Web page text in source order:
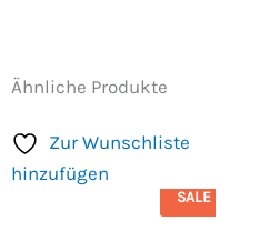
Ähnliche Produkte
Zur Wunschliste
hinzufügen
SALE